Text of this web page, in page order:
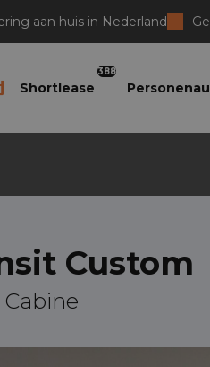
aan huis in Nederland
Shortlease
388
Custom